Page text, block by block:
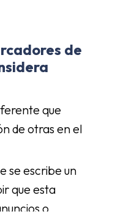
de
que
de otras en el
se escribe un
que esta
o